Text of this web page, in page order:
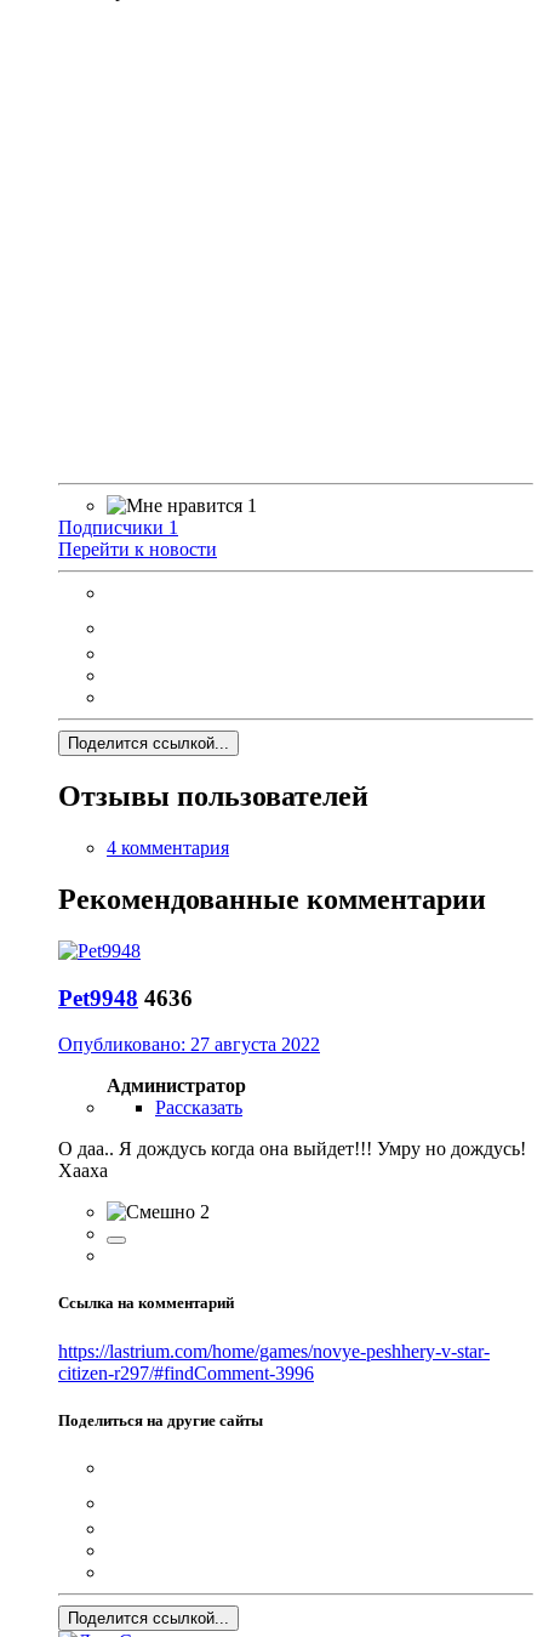
1
Подписчики 1
Перейти к новости
Поделится ссылкой...
Отзывы пользователей
4 комментария
Рекомендованные комментарии
Pet9948 4636
Опубликовано: 27 августа 2022
Администратор
Рассказать
О даа.. Я дождусь когда она выйдет!!! Умру но дождусь!
Хааха
2
Ссылка на комментарий
https://lastrium.com/home/games/novye-peshhery-v-star-
citizen-r297/#findComment-3996
Поделиться на другие сайты
Поделится ссылкой...